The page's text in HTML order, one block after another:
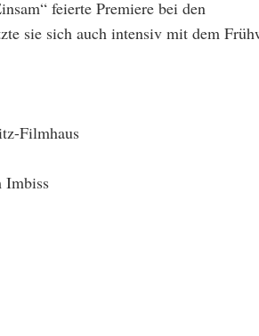
feierte Premiere bei den
sie sich auch intensiv mit dem
Filmhaus
Imbiss